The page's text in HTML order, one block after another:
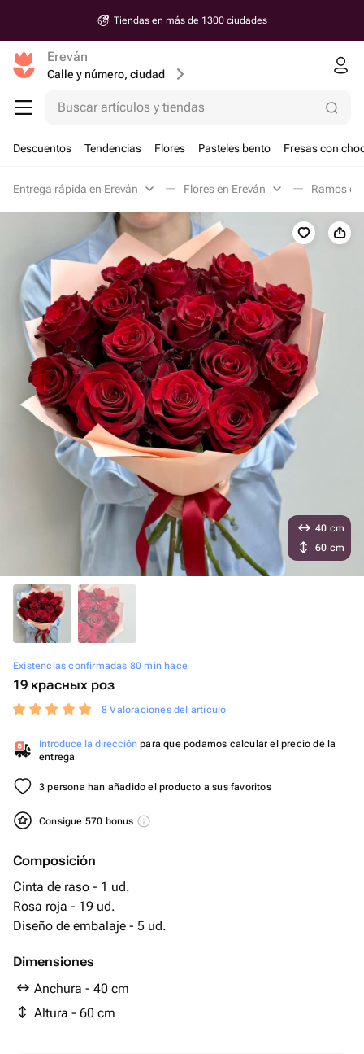
Tiendas en más de 1300 ciudades
Ereván
Calle y número, ciudad
Buscar artículos y tiendas
Descuentos Tendencias Flores Pasteles bento Fresas con
Entrega rápida en Ereván Flores en Ereván Ramos
Existencias confirmadas 80 min hace
19 красных роз
8 Valoraciones del artículo
Introduce la dirección para que podamos calcular el precio de la
entrega
3 persona han añadido el producto a sus favoritos
Consigue 570 bonus
Composición
Cinta de raso - 1 ud.
Rosa roja - 19 ud.
Diseño de embalaje - 5 ud.
Dimensiones
Anchura - 40 cm
Altura - 60 cm
40 cm
60 cm